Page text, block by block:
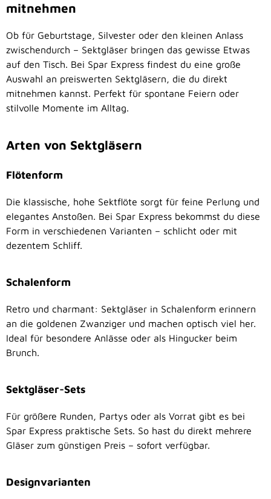
mitnehmen
Ob für Geburtstage, Silvester oder den kleinen Anlass
zwischendurch – Sektgläser bringen das gewisse Etwas
auf den Tisch. Bei Spar Express findest du eine große
Auswahl an preiswerten Sektgläsern, die du direkt
mitnehmen kannst. Perfekt für spontane Feiern oder
stilvolle Momente im Alltag.
Arten von Sektgläsern
Flötenform
Die klassische, hohe Sektflöte sorgt für feine Perlung und
elegantes Anstoßen. Bei Spar Express bekommst du diese
Form in verschiedenen Varianten – schlicht oder mit
dezentem Schliff.
Schalenform
Retro und charmant: Sektgläser in Schalenform erinnern
an die goldenen Zwanziger und machen optisch viel her.
Ideal für besondere Anlässe oder als Hingucker beim
Brunch.
Sektgläser-Sets
Für größere Runden, Partys oder als Vorrat gibt es bei
Spar Express praktische Sets. So hast du direkt mehrere
Gläser zum günstigen Preis – sofort verfügbar.
Designvarianten